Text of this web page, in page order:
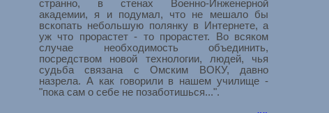
странно, в стенах Военно-Инженерной
академии, я и подумал, что не мешало бы
вскопать небольшую полянку в Интернете, а
уж что прорастет - то прорастет. Во всяком
случае необходимость объединить,
посредством новой технологии, людей, чья
судьба связана с Омским ВОКУ, давно
назрела. А как говорили в нашем училище -
"пока сам о себе не позаботишься...".